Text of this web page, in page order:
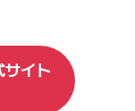
サイト